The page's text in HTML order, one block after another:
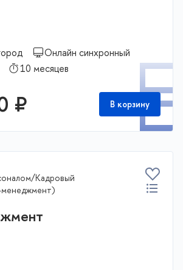
Онлайн синхронный
10 месяцев
₽ В корзину
Кадровый